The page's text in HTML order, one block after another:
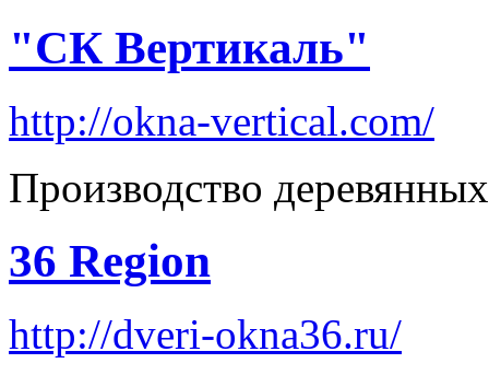
"СК Вертикаль"
http://okna-vertical.com/
Производство
36 Region
http://dveri-okna36.ru/